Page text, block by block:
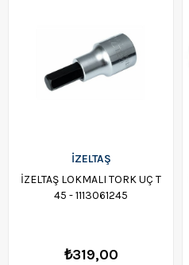
İZELTAŞ
İZELTAŞ LOKMALI TORK UÇ T
45 - 1113061245
₺319,00